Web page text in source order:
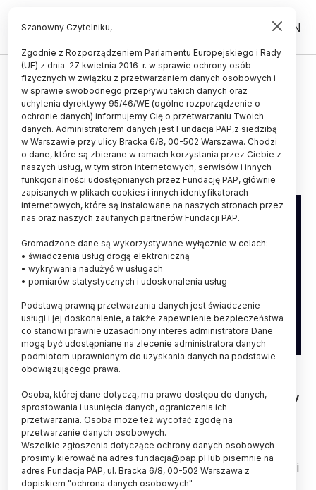
PL EN
ŚWIAT
Astronomowie zmierzyli ziarna, z
których formują się planety
09.12.2016
aktualizacja: 09.12.2016
2 minuty czytania
radioteleskopów ALMA naukowcy po raz pierwszy
precyzyjnie zmierzyli - przy pomocy polaryzacji
światła - małe cząstki pyłu wokół młodej gwiazdy.
Astronomowie uważają, że planety powstają z gazu i
pyłu zgromadzonego w dyskach wokół młodych
Szanowny Czytelniku,
Zgodnie z Rozporządzeniem Parlamentu Europejskiego i Rady
(UE) z dnia 27 kwietnia 2016 r. w sprawie ochrony osób
fizycznych w związku z przetwarzaniem danych osobowych i
w sprawie swobodnego przepływu takich danych oraz
uchylenia dyrektywy 95/46/WE (ogólne rozporządzenie o
ochronie danych) informujemy Cię o przetwarzaniu Twoich
danych. Administratorem danych jest Fundacja PAP,z siedzibą
w Warszawie przy ulicy Bracka 6/8, 00-502 Warszawa. Chodzi
o dane, które są zbierane w ramach korzystania przez Ciebie z
naszych usług, w tym stron internetowych, serwisów i innych
funkcjonalności udostępnianych przez Fundację PAP, głównie
zapisanych w plikach cookies i innych identyfikatorach
internetowych, które są instalowane na naszych stronach przez
nas oraz naszych zaufanych partnerów Fundacji PAP.
Gromadzone dane są wykorzystywane wyłącznie w celach:
• świadczenia usług drogą elektroniczną
• wykrywania nadużyć w usługach
• pomiarów statystycznych i udoskonalenia usług
Podstawą prawną przetwarzania danych jest świadczenie
usługi i jej doskonalenie, a także zapewnienie bezpieczeństwa
co stanowi prawnie uzasadniony interes administratora Dane
mogą być udostępniane na zlecenie administratora danych
podmiotom uprawnionym do uzyskania danych na podstawie
obowiązującego prawa.
Osoba, której dane dotyczą, ma prawo dostępu do danych,
sprostowania i usunięcia danych, ograniczenia ich
przetwarzania. Osoba może też wycofać zgodę na
przetwarzanie danych osobowych.
Wszelkie zgłoszenia dotyczące ochrony danych osobowych
prosimy kierować na adres fundacja@pap.pl lub pisemnie na
adres Fundacja PAP, ul. Bracka 6/8, 00-502 Warszawa z
dopiskiem "ochrona danych osobowych"